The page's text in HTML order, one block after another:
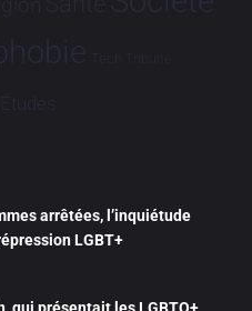
Tech Tribune
Études
arrêtées, l’inquiétude
LGBT+